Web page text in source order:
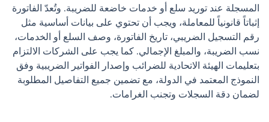
المسجلة عند توريد سلع أو خدمات خاضعة للضريبة. وتُعدّ الفاتورة
إثباتاً قانونياً للمعاملة، ويجب أن تحتوي على بيانات أساسية مثل
رقم التسجيل الضريبي، تاريخ الفاتورة، وصف السلع أو الخدمات،
نسب الضريبة، والمبلغ الإجمالي. كما يجب على الشركات الالتزام
بتعليمات الهيئة الاتحادية للضرائب وإصدار الفواتير الضريبية وفق
النموذج المعتمد في الدولة، مع تضمين جميع التفاصيل المطلوبة
لضمان دقة السجلات وتجنب الغرامات.